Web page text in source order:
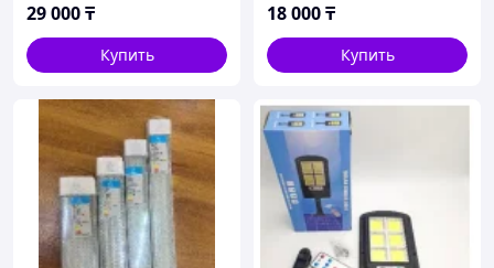
29 000₸
Купить
18 000₸
Купить